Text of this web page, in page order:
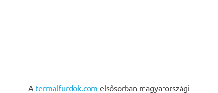
A termalfurdok.com elsősorban magyarországi